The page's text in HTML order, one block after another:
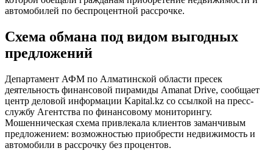
автомобилей по беспроцентной рассрочке.
Схема обмана под видом выгодных
предложений
Департамент АФМ по Алматинской области пресек
деятельность финансовой пирамиды Amanat Drive, сообщает
центр деловой информации Kapital.kz со ссылкой на пресс-
службу Агентства по финансовому мониторингу.
Мошенническая схема привлекала клиентов заманчивым
предложением: возможностью приобрести недвижимость и
автомобили в рассрочку без процентов.